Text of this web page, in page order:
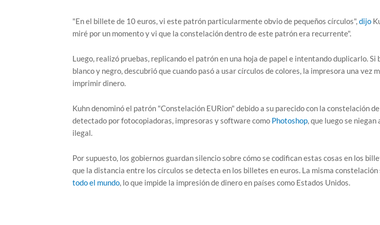
"En el billete de 10 euros, vi este patrón particularmente obvio de pequeños círculos", dijo
miré por un momento y vi que la constelación dentro de este patrón era recurrente".
Luego, realizó pruebas, replicando el patrón en una hoja de papel e intentando duplicarlo.
blanco y negro, descubrió que cuando pasó a usar círculos de colores, la impresora una vez
imprimir dinero.
Kuhn denominó el patrón "Constelación EURion" debido a su parecido con la constelación
detectado por fotocopiadoras, impresoras y software como Photoshop, que luego se
ilegal.
Por supuesto, los gobiernos guardan silencio sobre cómo se codifican estas cosas en los
que la distancia entre los círculos se detecta en los billetes en euros. La misma
todo el mundo, lo que impide la impresión de dinero en países como Estados Unidos.